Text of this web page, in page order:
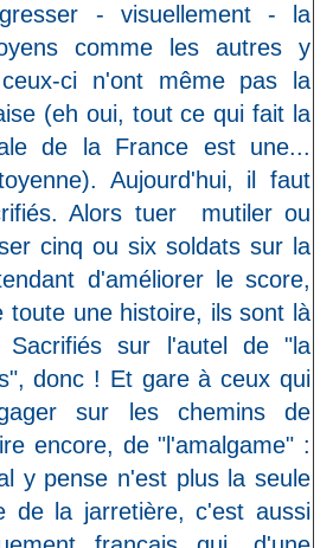
- visuellement - la
comme les autres y
ci n'ont même pas la
(eh oui, tout ce qui fait la
de la France est une...
Aujourd'hui, il faut
Alors tuer mutiler ou
cinq ou six soldats sur la
d'améliorer le score,
toute une histoire, ils sont là
sur l'autel de "la
donc ! Et gare à ceux qui
sur les chemins de
encore, de "l'amalgame" :
y pense n'est plus la seule
de la jarretière, c'est aussi